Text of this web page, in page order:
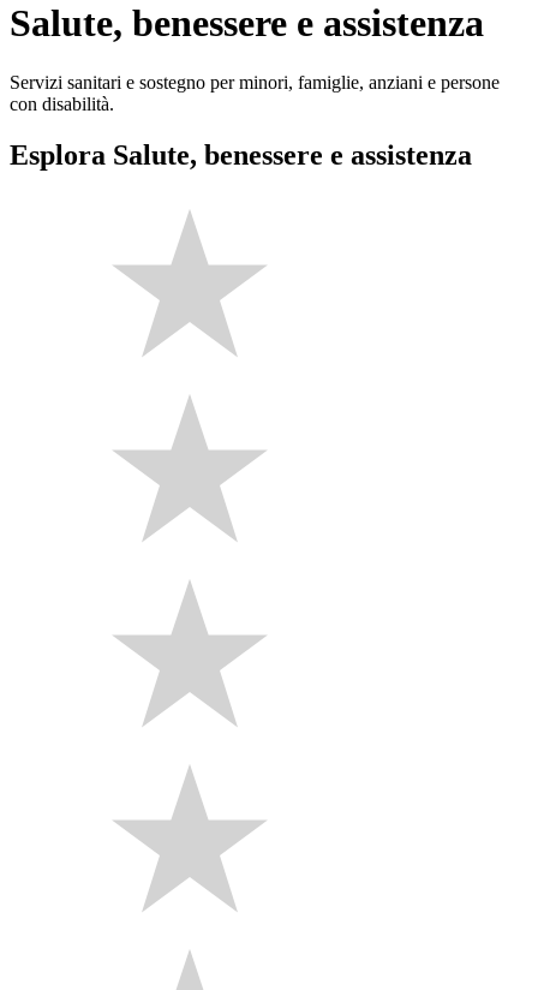
Salute, benessere e assistenza
Servizi sanitari e sostegno per minori, famiglie, anziani e persone
con disabilità.
Esplora Salute, benessere e assistenza